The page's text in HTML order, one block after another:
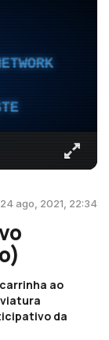
24 ago, 2021, 22:34
ao
da